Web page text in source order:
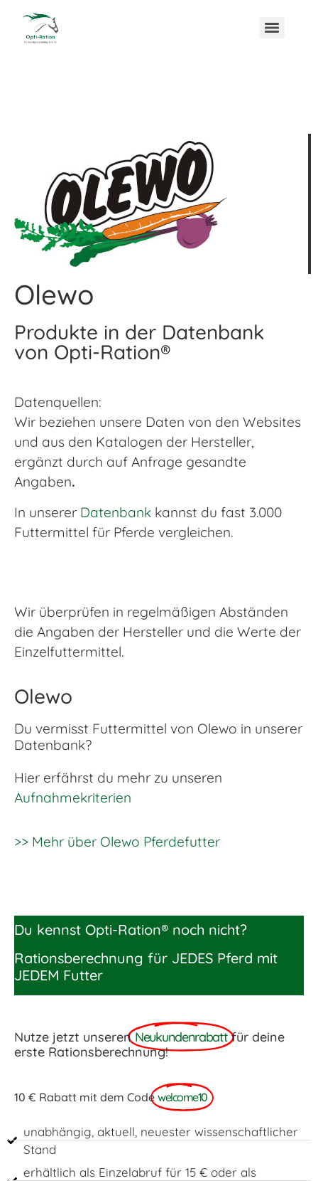
Olewo
Produkte in der Datenbank
von Opti-Ration®
Datenquellen:
Wir beziehen unsere Daten von den Websites
und aus den Katalogen der Hersteller,
ergänzt durch auf Anfrage gesandte
Angaben.
In unserer Datenbank kannst du fast 3.000
Futtermittel für Pferde vergleichen.
Wir überprüfen in regelmäßigen Abständen
die Angaben der Hersteller und die Werte der
Einzelfuttermittel.
Olewo
Du vermisst Futtermittel von Olewo in unserer
Datenbank?
Hier erfährst du mehr zu unseren
Aufnahmekriterien
>> Mehr über Olewo Pferdefutter
Du kennst Opti-Ration® noch nicht?
Rationsberechnung für JEDES Pferd mit
JEDEM Futter
Nutze jetzt unseren Neukundenrabatt für deine
erste Rationsberechnung!
10 € Rabatt mit dem Code welcome10
unabhängig, aktuell, neuester wissenschaftlicher
Stand
erhältlich als Einzelabruf für 15 € oder als